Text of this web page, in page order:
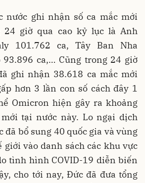
nước ghi nhận số ca mắc mới
24 giờ qua cao kỷ lục là Anh
101.762 ca, Tây Ban Nha
93.896 ca,… Cũng trong 24 giờ
ghi nhận 38.618 ca mắc mới
hơn 3 lần con số cách đây 1
Omicron hiện gây ra khoảng
tại nước này. Lo ngại dịch
đã bổ sung 40 quốc gia và vùng
vào danh sách các khu vực
tình hình COVID-19 diễn biến
cho tới nay, Đức đã đưa tổng